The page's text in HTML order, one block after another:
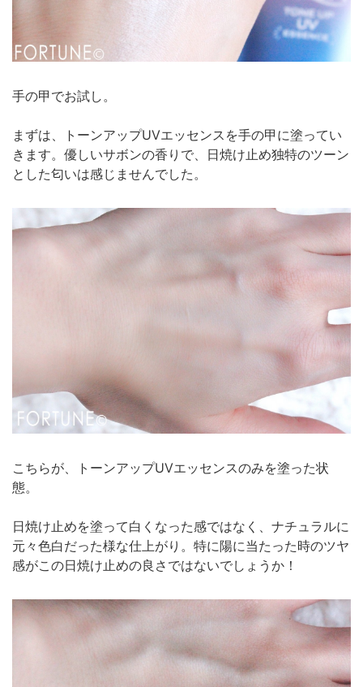
手の甲でお試し。
まずは、トーンアップUVエッセンスを手の甲に塗ってい
きます。優しいサボンの香りで、日焼け止め独特のツーン
とした匂いは感じませんでした。
こちらが、トーンアップUVエッセンスのみを塗った状
態。
日焼け止めを塗って白くなった感ではなく、ナチュラルに
元々色白だった様な仕上がり。特に陽に当たった時のツヤ
感がこの日焼け止めの良さではないでしょうか！